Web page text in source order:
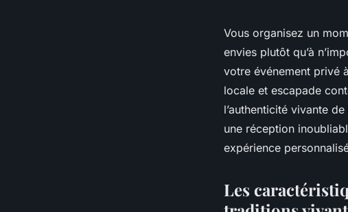
Les événements
meilleures idées pour
10 min de lecture
Vous organisez un
envies plutôt qu’à
votre événement privé
locale et escapade
l’authenticité vivante
une réception
expérience
Les